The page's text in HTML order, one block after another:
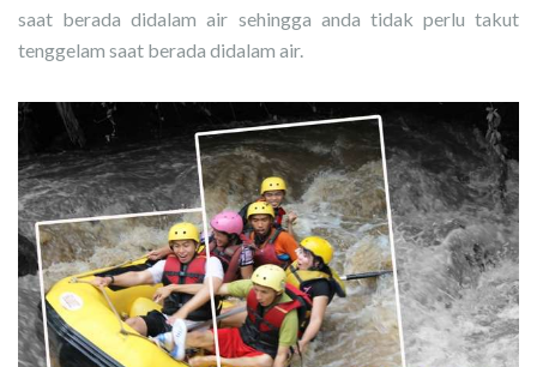
saat berada didalam air sehingga anda tidak perlu takut
tenggelam saat berada didalam air.